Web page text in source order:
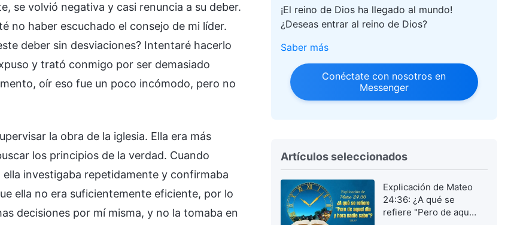
se volvió negativa y casi renuncia a su deber.
no haber escuchado el consejo de mi líder.
deber sin desviaciones? Intentaré hacerlo
y trató conmigo por ser demasiado
oír eso fue un poco incómodo, pero no
la obra de la iglesia. Ella era más
los principios de la verdad. Cuando
investigaba repetidamente y confirmaba
ella no era suficientemente eficiente, por lo
decisiones por mí misma, y no la tomaba en
¡El reino de Dios ha llegado al mundo!
¿Deseas entrar al reino de Dios?
Saber más
Conéctate con nosotros en
Messenger
Artículos seleccionados
Explicación de Mateo
24:36: ¿A qué se
refiere "Pero de aquel